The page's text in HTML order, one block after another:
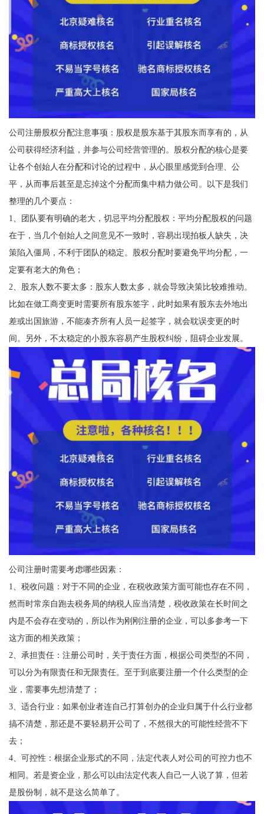
公司注册股权分配注意事项：股权是股东基于其股东而享有的，从
公司获得经济利益，并参与公司经营管理的。股权分配的核心是要
让各个创始人在分配和讨论的过程中，从心眼里感觉到合理、公
平，从而事后甚至是忘掉这个分配而集中精力做公司。以下是我们
整理的几个要点：
1、团队要有明确的老大，切忌平均分配股权：平均分配股权的问题
在于，当几个创始人之间意见不一致时，容易出现拍板人缺失，决
策陷入僵局，不利于团队的稳定。股权分配时要避免平均分配，一
定要有老大的角色；
2、股东人数不要太多：股东人数太多，就会导致决策比较难推动。
比如在做工商变更时需要所有股东签字，此时如果有股东去外地出
差或出国旅游，不能凑齐所有人员一起签字，就会耽误变更的时
间。另外，不太稳定的小股东容易产生股权纠纷，阻碍企业发展。
公司注册时需要考虑哪些因素：
1、税收问题：对于不同的企业，在税收政策方面可能也存在不同，
然而时常亲自跑去税务局的纳税人应当清楚，税收政策在长时间之
内是不会存在变动的，所以作为刚刚注册的企业，可以多参考一下
这方面的相关政策；
2、承担责任：注册公司时，关于责任方面，根据公司类型的不同，
可以分为有限责任和无限责任。至于到底要注册一个什么类型的企
业，需要事先想清楚了；
3、适合行业：如果创业者连自己打算创办的企业归属于什么行业都
搞不清楚，那还是不要轻易开公司了，不然很大的可能性经营不下
去；
4、可控性：根据企业形式的不同，法定代表人对公司的可控力也不
相同。若是资企业，那么可以由法定代表人自己一人说了算，但若
是股份制，就不是这么简单了。